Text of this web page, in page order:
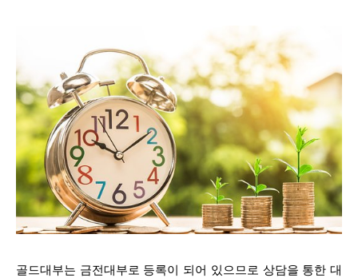
골드대부는 금전대부로 등록이 되어 있으므로 상담을 통한 대